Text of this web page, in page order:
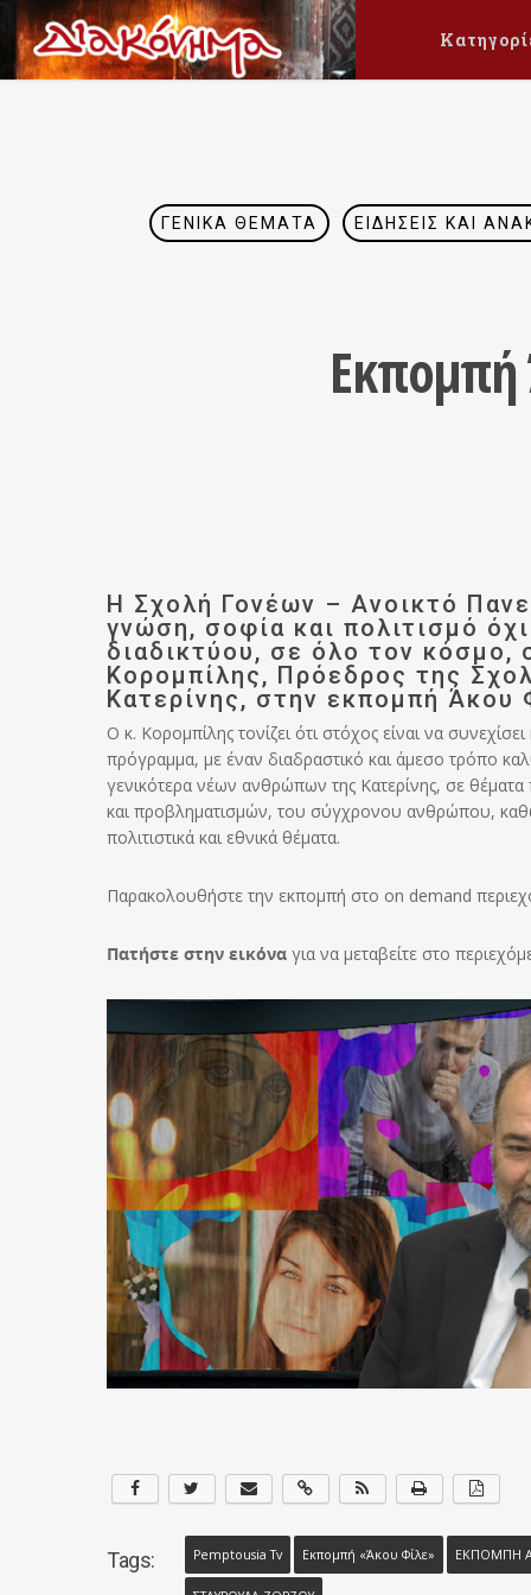
ΓΕΝΙΚΆ ΘΈΜΑΤΑ ΕΙΔΉΣΕΙΣ ΚΑΙ
Eκπομπή
Η Σχολή Γονέων – Ανοικτό
γνώση, σοφία και πολιτισμό
διαδικτύου, σε όλο τον κόσμο,
Κορομπίλης, Πρόεδρος της
Κατερίνης, στην εκπομπή Άκου
Ο κ. Κορομπίλης τονίζει ότι στόχος είναι να
πρόγραμμα, με έναν διαδραστικό και άμεσο τρόπο
γενικότερα νέων ανθρώπων της Κατερίνης, σε θέματα
και προβληματισμών, του σύγχρονου ανθρώπου,
πολιτιστικά και εθνικά θέματα.
Παρακολουθήστε την εκπομπή στο on demand
Πατήστε στην εικόνα για να μεταβείτε στο
Tags: Pemptousia Tv Εκπομπή «Άκου Φίλε» ΕΚΠΟΜΠΗ